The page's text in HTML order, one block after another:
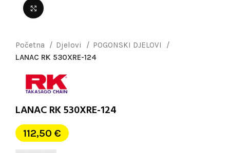
Početna Djelovi
POGONSKI DJELOVI
LANAC RK 530XRE-124
LANAC RK 530XRE-124
112,50 €